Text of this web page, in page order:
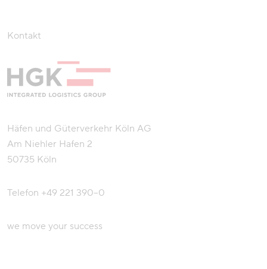
Kontakt
Häfen und Güterverkehr Köln AG
Am Niehler Hafen 2
50735 Köln
Telefon +49 221 390–0
we move your success